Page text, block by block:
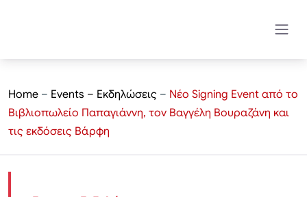
Home – Events – Εκδηλώσεις – Νέο Signing Event από το
Βιβλιοπωλείο Παπαγιάννη, τον Βαγγέλη Βουραζάνη και
τις εκδόσεις Βάρφη